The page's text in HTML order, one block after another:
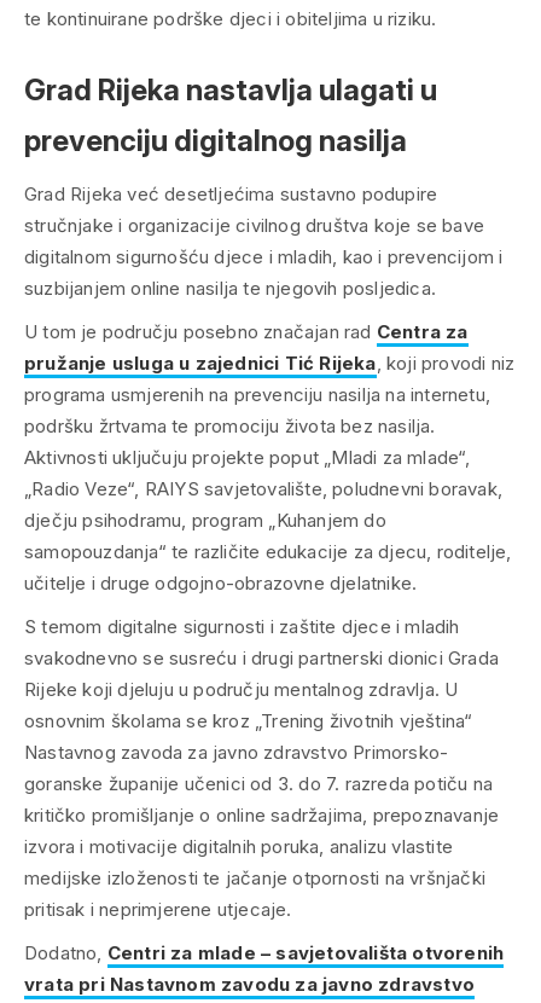
te kontinuirane podrške djeci i obiteljima u riziku.
Grad Rijeka nastavlja ulagati u
prevenciju digitalnog nasilja
Grad Rijeka već desetljećima sustavno podupire
stručnjake i organizacije civilnog društva koje se bave
digitalnom sigurnošću djece i mladih, kao i prevencijom i
suzbijanjem online nasilja te njegovih posljedica.
U tom je području posebno značajan rad Centra za
pružanje usluga u zajednici Tić Rijeka, koji provodi niz
programa usmjerenih na prevenciju nasilja na internetu,
podršku žrtvama te promociju života bez nasilja.
Aktivnosti uključuju projekte poput „Mladi za mlade“,
„Radio Veze“, RAIYS savjetovalište, poludnevni boravak,
dječju psihodramu, program „Kuhanjem do
samopouzdanja“ te različite edukacije za djecu, roditelje,
učitelje i druge odgojno-obrazovne djelatnike.
S temom digitalne sigurnosti i zaštite djece i mladih
svakodnevno se susreću i drugi partnerski dionici Grada
Rijeke koji djeluju u području mentalnog zdravlja. U
osnovnim školama se kroz „Trening životnih vještina“
Nastavnog zavoda za javno zdravstvo Primorsko-
goranske županije učenici od 3. do 7. razreda potiču na
kritičko promišljanje o online sadržajima, prepoznavanje
izvora i motivacije digitalnih poruka, analizu vlastite
medijske izloženosti te jačanje otpornosti na vršnjački
pritisak i neprimjerene utjecaje.
Dodatno, Centri za mlade – savjetovališta otvorenih
vrata pri Nastavnom zavodu za javno zdravstvo